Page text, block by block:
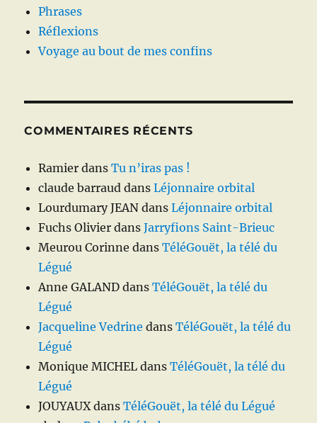
Phrases
Réflexions
Voyage au bout de mes confins
COMMENTAIRES RÉCENTS
Ramier dansTu n’iras pas !
claude barraud dansLéjonnaire orbital
Lourdumary JEAN dansLéjonnaire orbital
Fuchs Olivier dansJarryfions Saint-Brieuc
Meurou Corinne dansTéléGouët, la télé du
Légué
Anne GALAND dansTéléGouët, la télé du
Légué
Jacqueline Vedrine dansTéléGouët, la télé du
Légué
Monique MICHEL dansTéléGouët, la télé du
Légué
JOUYAUXdansTéléGouët, la télé du Légué